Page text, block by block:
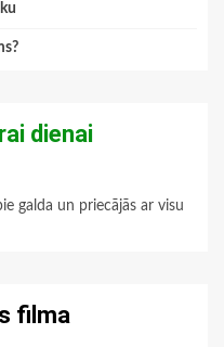
dienai
galda un priecājās ar visu
filma